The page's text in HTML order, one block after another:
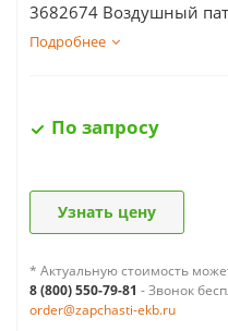
3682674 Воздушный
Подробнее
По запросу
Узнать цену
* Актуальную стоимость
8 (800) 550-79-81 - Звонок
order@zapchasti-ekb.ru